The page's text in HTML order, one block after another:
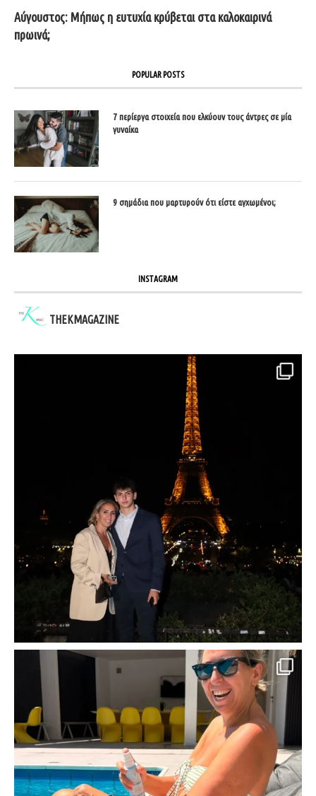
Αύγουστος: Μήπως η ευτυχία κρύβεται στα καλοκαιρινά
πρωινά;
POPULAR POSTS
7 περίεργα στοιχεία που ελκύουν τους άντρες σε μία
γυναίκα
9 σημάδια που μαρτυρούν ότι είστε αγχωμένοι;
INSTAGRAM
THEKMAGAZINE